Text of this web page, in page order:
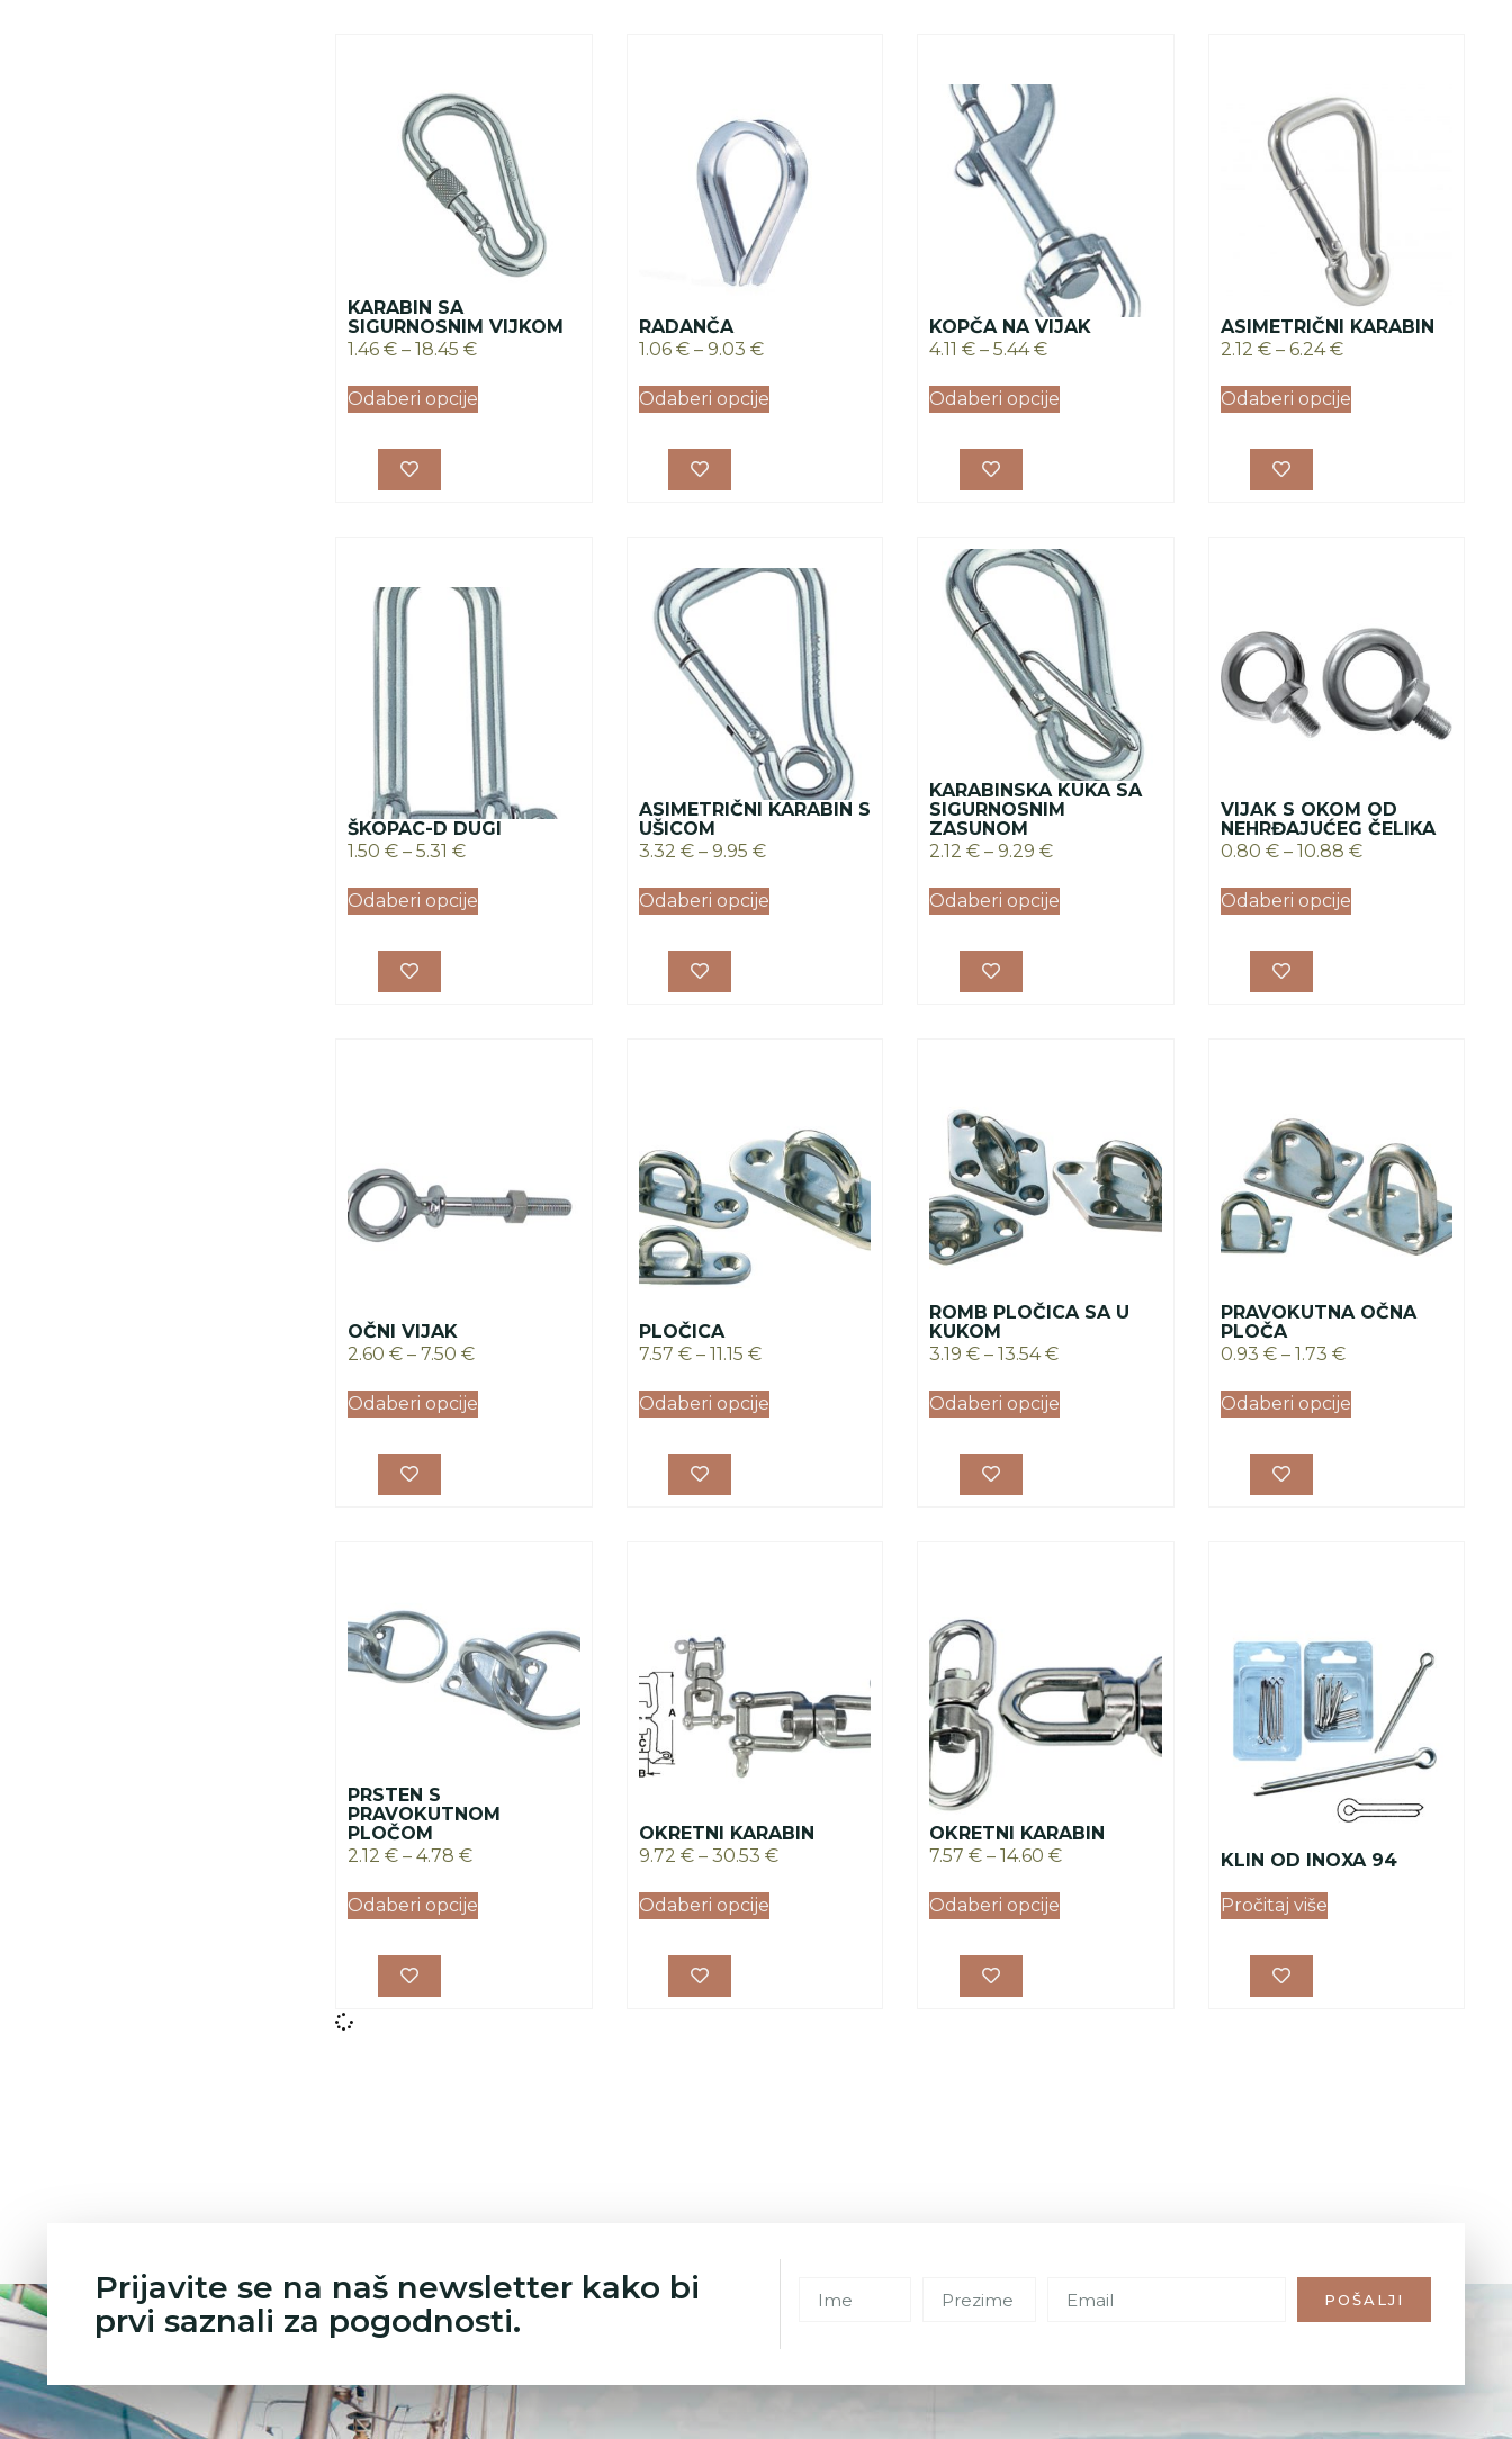
KARABIN SA
SIGURNOSNIM VIJKOM
1.46 € – 18.45 €
Odaberi opcije
RADANČA
1.06 € – 9.03 €
Odaberi opcije
KOPČA NA VIJAK
4.11 € – 5.44€
Odaberi opcije
ASIMETRIČNI KARABIN
2.12 € – 6.24€
Odaberi opcije
ŠKOPAC-D DUGI
1.50 € – 5.31 €
Odaberi opcije
ASIMETRIČNI KARABIN S
UŠICOM
3.32 € – 9.95 €
Odaberi opcije
KARABINSKA KUKA SA
SIGURNOSNIM
ZASUNOM
2.12 € – 9.29 €
Odaberi opcije
VIJAK S OKOM OD
NEHRĐAJUĆEG ČELIKA
0.80 € – 10.88 €
Odaberi opcije
OČNI VIJAK
2.60 € – 7.50 €
Odaberi opcije
PLOČICA
7.57 € – 11.15 €
Odaberi opcije
ROMB PLOČICA SA U
KUKOM
3.19 € – 13.54€
Odaberi opcije
PRAVOKUTNA OČNA
PLOČA
0.93 € – 1.73 €
Odaberi opcije
PRSTEN S
PRAVOKUTNOM
PLOČOM
2.12 € – 4.78 €
Odaberi opcije
OKRETNI KARABIN
9.72 € – 30.53 €
Odaberi opcije
OKRETNI KARABIN
7.57 € – 14.60 €
Odaberi opcije
KLIN OD INOXA 94
Pročitaj više
Prijavite se na naš newsletter kako bi
prvi saznali za pogodnosti.
POŠALJI